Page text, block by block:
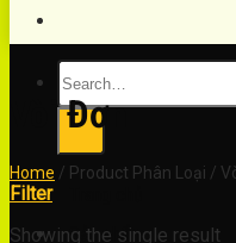
Sản phẩm
Vòi Đơn
Home / Product Phân Loại /
Filter
Showing the single result